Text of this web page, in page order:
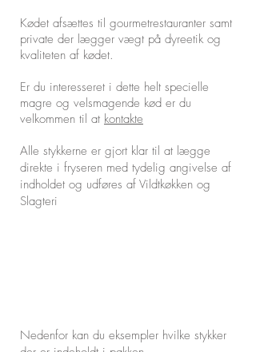
Kødet afsættes til gourmetrestauranter samt
private der lægger vægt på dyreetik og
kvaliteten af kødet.
Er du interesseret i dette helt specielle
magre og velsmagende kød er du
velkommen til at kontakte
Alle stykkerne er gjort klar til at lægge
direkte i fryseren med tydelig angivelse af
indholdet og udføres af Vildtkøkken og
Slagteri
Nedenfor kan du eksempler hvilke stykker